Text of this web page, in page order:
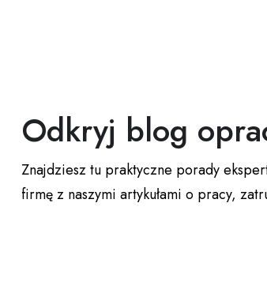
Odkryj blog
Znajdziesz tu praktyczne porady
firmę z naszymi artykułami o pracy,